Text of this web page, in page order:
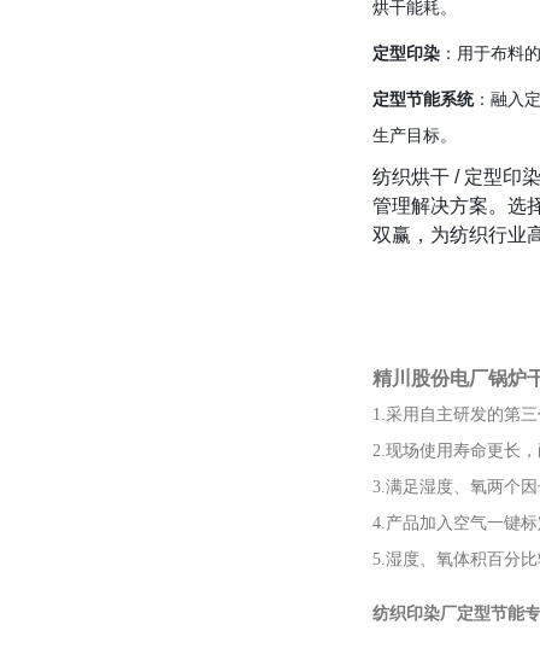
烘干能耗。
定型印染 ：用于布料
定型节能系统：融入
生产目标。
纺织烘干 / 定型印
管理解决方案。选
双赢，为纺织行业
精川股份电厂锅炉
1.采用自主研发的第
2.现场使用寿命更长
3.满足湿度、氧两个
4.产品加入空气一键
5.湿度、氧体积百分
纺织印染厂定型节能